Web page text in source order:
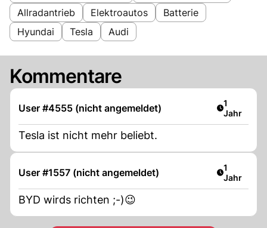
Allradantrieb
Elektroautos
Batterie
Hyundai
Tesla Audi
Kommentare
User #4555 (nicht angemeldet) Artikel
1
Jahr
Tesla ist nicht mehr beliebt.
User #1557 (nicht angemeldet) Artikel
1
Jahr
BYD wirds richten ;-)😉